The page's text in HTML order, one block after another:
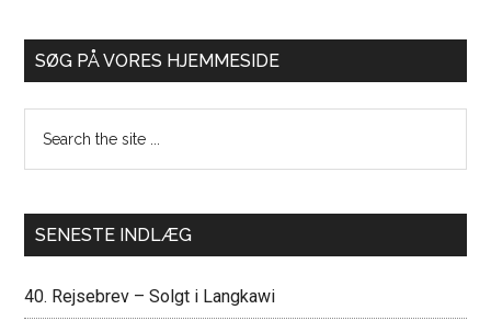
SØG PÅ VORES HJEMMESIDE
the
SENESTE INDLÆG
40. Rejsebrev – Solgt i Langkawi